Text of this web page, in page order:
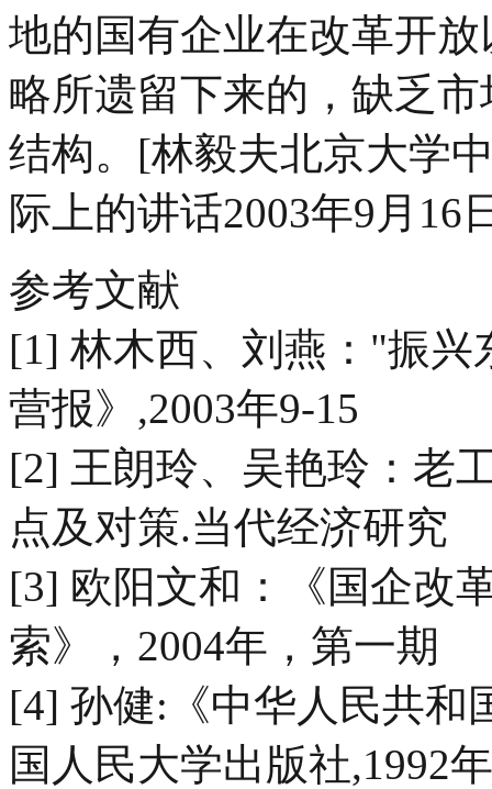
地的国有企业在改革开
略所遗留下来的，缺乏
结构。[林毅夫北京大学
际上的讲话2003年9月16
参考文献
[1] 林木西、刘燕："振
营报》,2003年9-15
[2] 王朗玲、吴艳玲：老
点及对策.当代经济研究
[3] 欧阳文和：《国企改
索》，2004年，第一期
[4] 孙健:《中华人民共和
国人民大学出版社,1992